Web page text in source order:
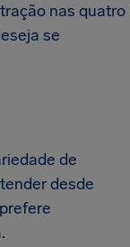
nas quatro
se
de
desde